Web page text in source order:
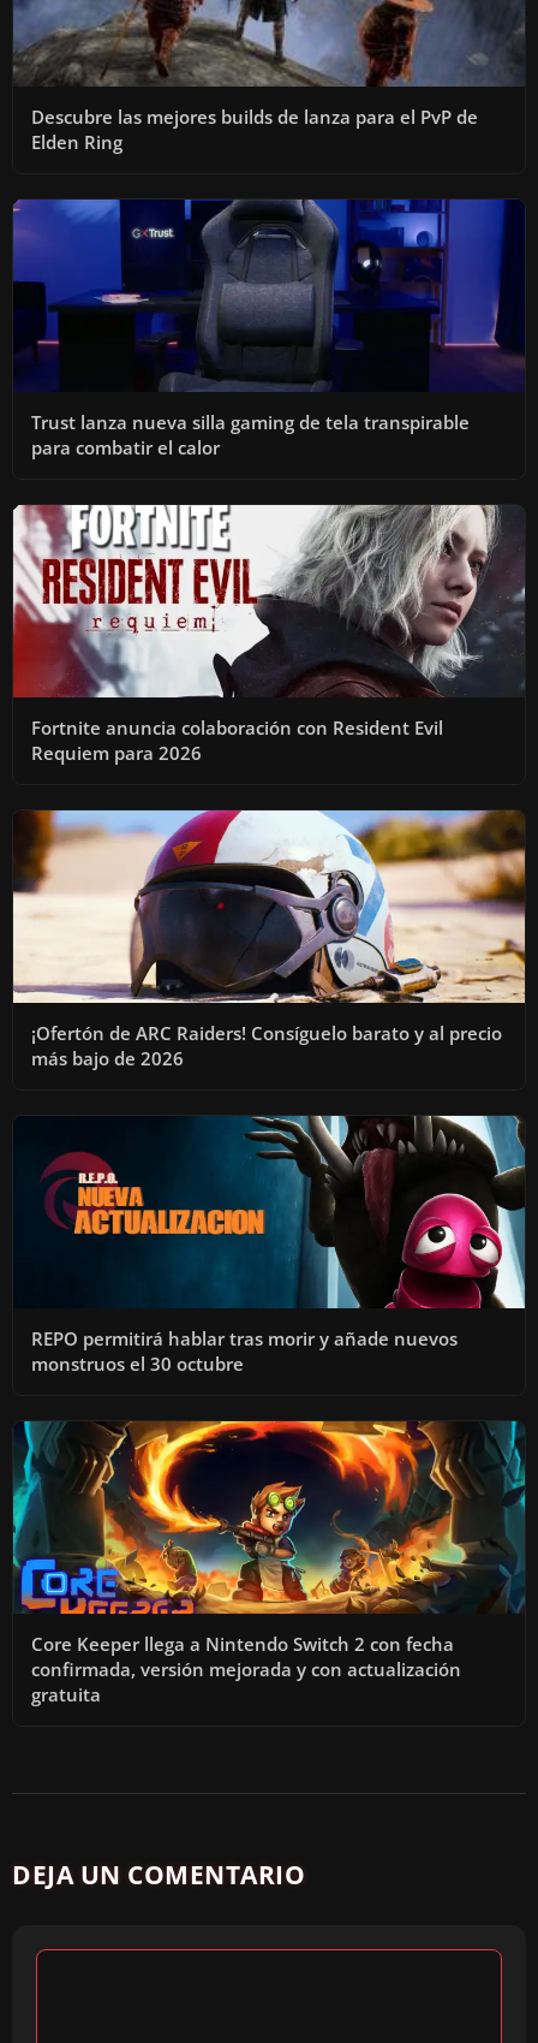
Descubre las mejores builds de lanza para el PvP de
Elden Ring
Trust lanza nueva silla gaming de tela transpirable
para combatir el calor
Fortnite anuncia colaboración con Resident Evil
Requiem para 2026
¡Ofertón de ARC Raiders! Consíguelo barato y al precio
más bajo de 2026
REPO permitirá hablar tras morir y añade nuevos
monstruos el 30 octubre
Core Keeper llega a Nintendo Switch 2 con fecha
confirmada, versión mejorada y con actualización
gratuita
DEJA UN COMENTARIO